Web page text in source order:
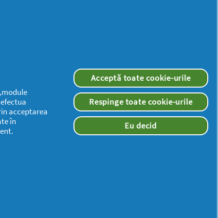
acceptarea
în
Acceptă toate cookie-urile
Respinge toate cookie-urile
Eu decid